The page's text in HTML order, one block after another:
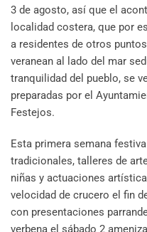
3 de agosto, así que el
localidad costera, que por
a residentes de otros
veranean al lado del mar
tranquilidad del pueblo, se
preparadas por el
Festejos.
Esta primera semana
tradicionales, talleres de
niñas y actuaciones
velocidad de crucero el fin
con presentaciones
verbena el sábado 2